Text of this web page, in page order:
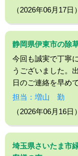
（2026年06月17日）
静岡県伊東市の除
今回も誠実で丁寧
うございました。
日のご連絡を早め
担当：増山 勤
（2026年06月16日）
埼玉県さいたま市